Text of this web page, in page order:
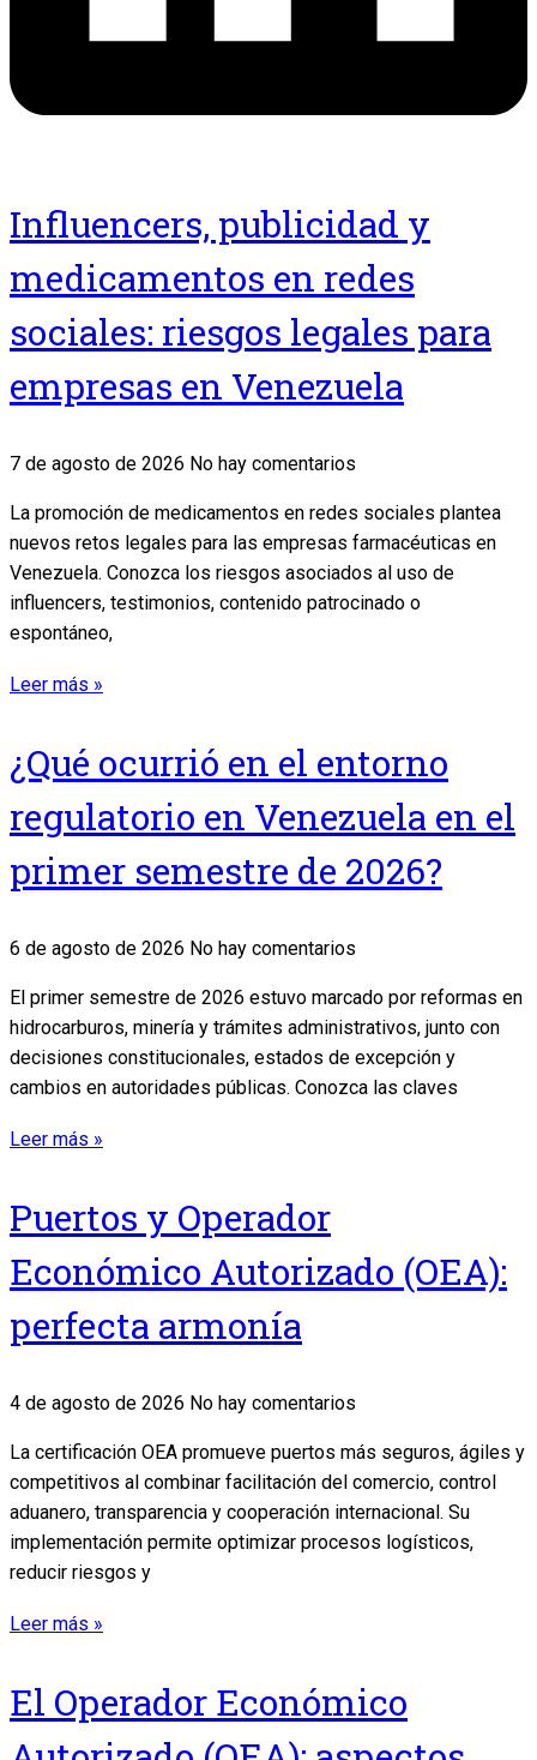
Influencers, publicidad y
medicamentos en redes
sociales: riesgos legales para
empresas en Venezuela
7 de agosto de 2026 No hay comentarios
La promoción de medicamentos en redes sociales plantea
nuevos retos legales para las empresas farmacéuticas en
Venezuela. Conozca los riesgos asociados al uso de
influencers, testimonios, contenido patrocinado o
espontáneo,
Leer más »
¿Qué ocurrió en el entorno
regulatorio en Venezuela en el
primer semestre de 2026?
6 de agosto de 2026 No hay comentarios
El primer semestre de 2026 estuvo marcado por reformas en
hidrocarburos, minería y trámites administrativos, junto con
decisiones constitucionales, estados de excepción y
cambios en autoridades públicas. Conozca las claves
Leer más »
Puertos y Operador
Económico Autorizado (OEA):
perfecta armonía
4 de agosto de 2026 No hay comentarios
La certificación OEA promueve puertos más seguros, ágiles y
competitivos al combinar facilitación del comercio, control
aduanero, transparencia y cooperación internacional. Su
implementación permite optimizar procesos logísticos,
reducir riesgos y
Leer más »
El Operador Económico